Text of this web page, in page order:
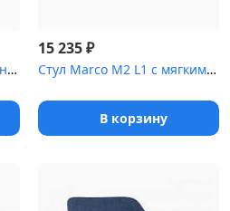
Стул «Нэм» с мягким сиденьем [(ножки стальные)]
15 235₽
Стул Marco М2 L1 с мягким сиденьем [(окрашенный каркас)]
В корзину